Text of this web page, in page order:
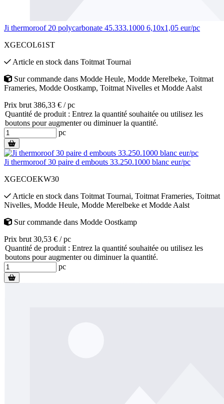
Ji thermoroof 20 polycarbonate 45.333.1000 6,10x1,05 eur/pc
XGECOL61ST
Article en stock dans Toitmat Tournai
Sur commande dans Modde Heule, Modde Merelbeke, Toitmat
Frameries, Modde Oostkamp, Toitmat Nivelles et Modde Aalst
Prix brut 386,33 € / pc
Quantité de produit : Entrez la quantité souhaitée ou utilisez les
boutons pour augmenter ou diminuer la quantité.
pc
Ji thermoroof 30 paire d embouts 33.250.1000 blanc eur/pc
XGECOEKW30
Article en stock dans Toitmat Tournai, Toitmat Frameries, Toitmat
Nivelles, Modde Heule, Modde Merelbeke et Modde Aalst
Sur commande dans Modde Oostkamp
Prix brut 30,53 € / pc
Quantité de produit : Entrez la quantité souhaitée ou utilisez les
boutons pour augmenter ou diminuer la quantité.
pc